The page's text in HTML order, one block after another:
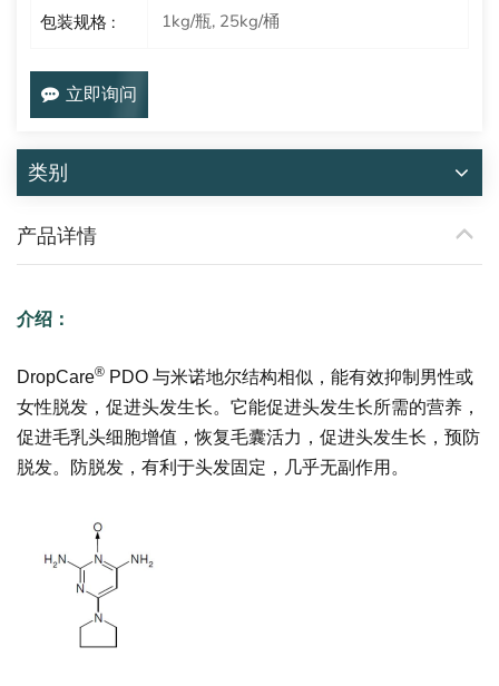
包装规格 : 1kg/瓶, 25kg/桶
立即询问
类别
产品详情
介绍：
DropCare® PDO 与米诺地尔结构相似，能有效抑制男性或
女性脱发，促进头发生长。它能促进头发生长所需的营养，
促进毛乳头细胞增值，恢复毛囊活力，促进头发生长，预防
脱发。防脱发，有利于头发固定，几乎无副作用。